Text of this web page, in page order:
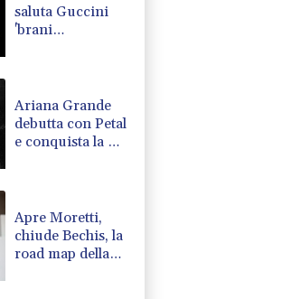
saluta Guccini
'brani
divertito'
Ariana Grande
debutta con Petal
e conquista la Hit
Apre Moretti,
chiude Bechis, la
road map della